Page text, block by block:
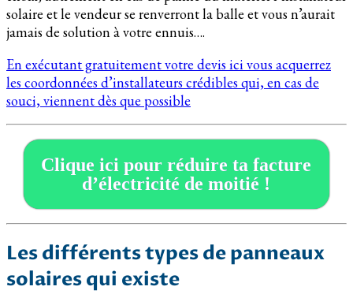
solaire et le vendeur se renverront la balle et vous n’aurait
jamais de solution à votre ennuis….
En exécutant gratuitement votre devis ici vous acquerrez
les coordonnées d’installateurs crédibles qui, en cas de
souci, viennent dès que possible
Clique ici pour réduire ta facture
d’électricité de moitié !
Les différents types de panneaux
solaires qui existe